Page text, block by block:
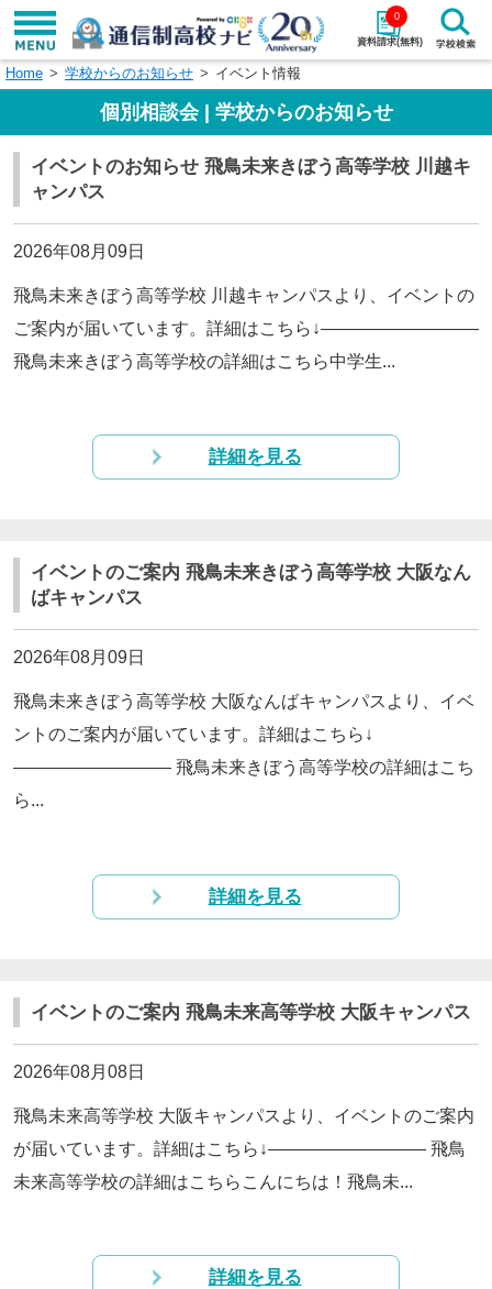
資料請求(無料)
0
学校名で探す
検索
エリアから探す
関東 北海道・東北
東海 北陸・甲信越
九州・沖縄
Home 学校からのお知らせ イベント情報
個別相談会 | 学校からのお知らせ
イベントのお知らせ 飛鳥未来きぼう高等学校 川越キ
ャンパス
2026年08月09日
飛鳥未来きぼう高等学校 川越キャンパスより、イベントの
ご案内が届いています。詳細はこちら↓—————————
飛鳥未来きぼう高等学校の詳細はこちら中学生...
詳細を見る
イベントのご案内 飛鳥未来きぼう高等学校 大阪なん
ばキャンパス
2026年08月09日
飛鳥未来きぼう高等学校 大阪なんばキャンパスより、イベ
ントのご案内が届いています。詳細はこちら↓
————————— 飛鳥未来きぼう高等学校の詳細はこち
ら...
詳細を見る
イベントのご案内 飛鳥未来高等学校 大阪キャンパス
2026年08月08日
飛鳥未来高等学校 大阪キャンパスより、イベントのご案内
が届いています。詳細はこちら↓————————— 飛鳥
未来高等学校の詳細はこちらこんにちは！飛鳥未...
詳細を見る